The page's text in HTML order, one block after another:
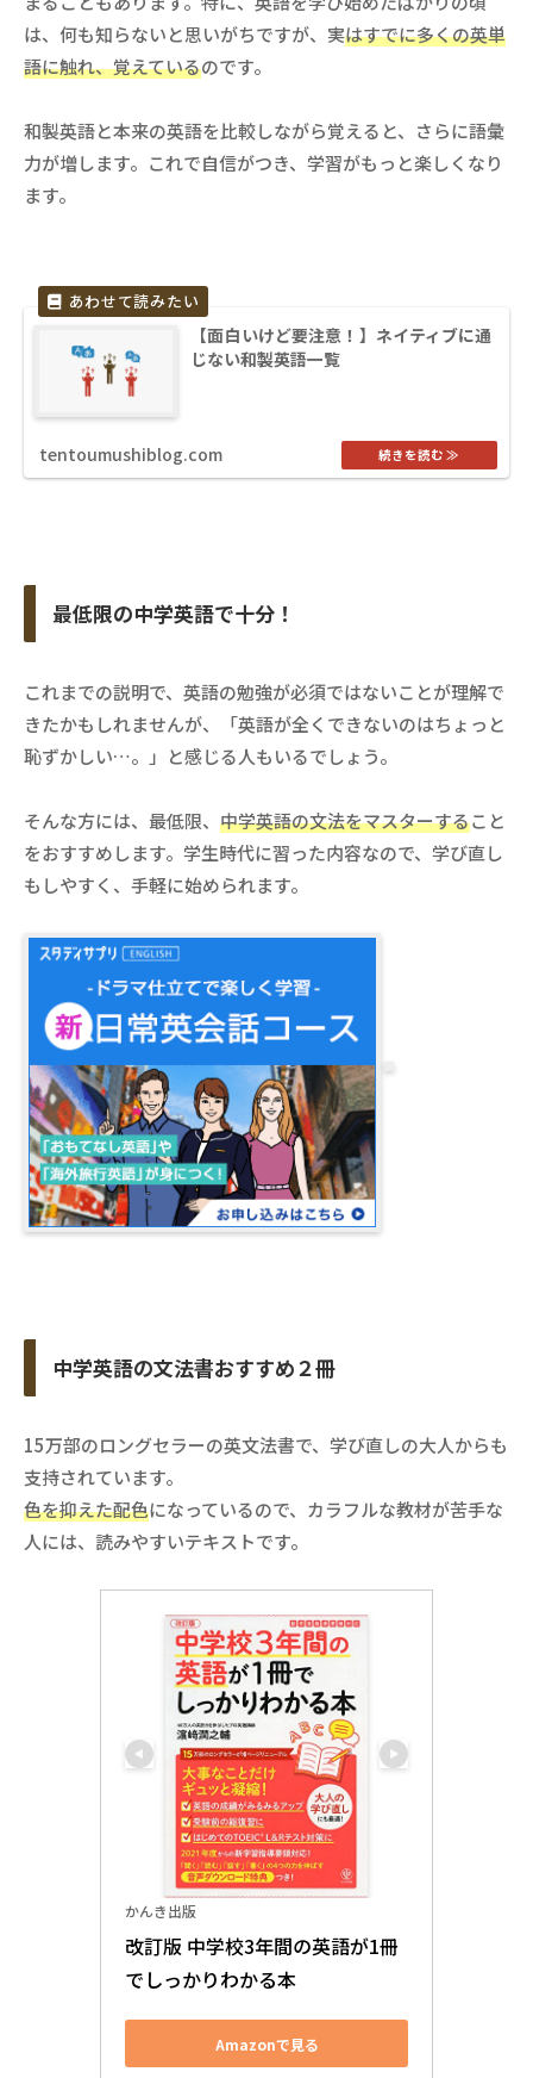
は、何も知らないと思いがちですが、実はすでに多くの英単
語に触れ、覚えているのです。
和製英語と本来の英語を比較しながら覚えると、さらに語彙
力が増します。これで自信がつき、学習がもっと楽しくなり
ます。
【面白いけど要注意！】ネイティブに通
じない和製英語一覧
tentoumushiblog.com
最低限の中学英語で十分！
これまでの説明で、英語の勉強が必須ではないことが理解で
きたかもしれませんが、「英語が全くできないのはちょっと
恥ずかしい…。」と感じる人もいるでしょう。
そんな方には、最低限、 中学英語の文法をマスターすること
をおすすめします。学生時代に習った内容なので、学び直し
もしやすく、手軽に始められます。
中学英語の文法書おすすめ２冊
15万部のロングセラーの英文法書で、学び直しの大人からも
支持されています。
色を抑えた配色になっているので、カラフルな教材が苦手な
人には、読みやすいテキストです。
かんき出版
改訂版 中学校3年間の英語が1冊
でしっかりわかる本
Amazonで見る